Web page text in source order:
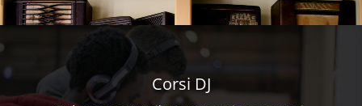
Corsi DJ